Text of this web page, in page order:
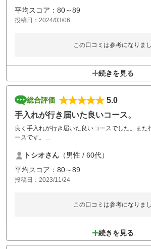
平均スコア：80～89
投稿日：2024/03/06
この口コミは参考になりま
続きを見る
総合評価
5.0
手入れが行き届いた良いコース。
良く手入れが行き届いた良いコースでした。また
ースです。
すね。トシオさん （男性 / 60代）
平均スコア：80～89
投稿日：2023/11/24
この口コミは参考になりま
続きを見る